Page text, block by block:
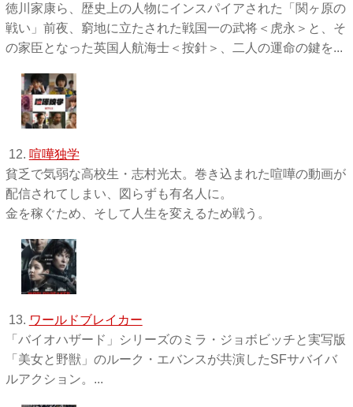
徳川家康ら、歴史上の人物にインスパイアされた「関ヶ原の
戦い」前夜、窮地に立たされた戦国一の武将＜虎永＞と、そ
の家臣となった英国人航海士＜按針＞、二人の運命の鍵を...
12. 喧嘩独学
貧乏で気弱な高校生・志村光太。巻き込まれた喧嘩の動画が
配信されてしまい、図らずも有名人に。
金を稼ぐため、そして人生を変えるため戦う。
13. ワールドブレイカー
「バイオハザード」シリーズのミラ・ジョボビッチと実写版
「美女と野獣」のルーク・エバンスが共演したSFサバイバ
ルアクション。...